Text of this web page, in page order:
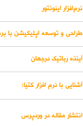
نرم‌افزار اینونتور
طراحی و توسعه اپلیکیشن با
آینذه رباتیک درجهان
آشنایی با نرم افزار کتیا:
انتشار مقاله در وردپرس